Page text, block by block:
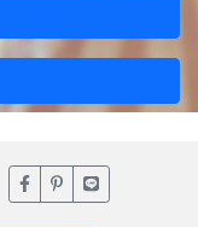
臉書分享(另開新視窗)
噗浪分享(另開新
Line分享(另